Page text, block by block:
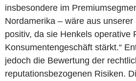
insbesondere im
Nordamerika – wäre aus
positiv, da sie Henkels operative
Konsumentengeschäft stärkt.“
jedoch die Bewertung der
reputationsbezogenen Risiken.